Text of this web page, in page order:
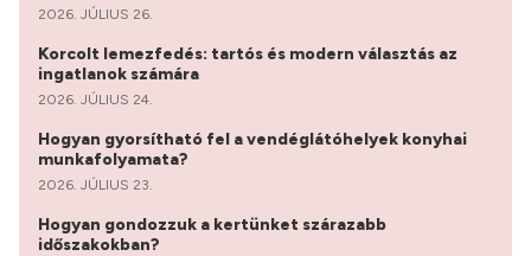
2026. JÚLIUS 26.
Korcolt lemezfedés: tartós és modern választás az
ingatlanok számára
2026. JÚLIUS 24.
Hogyan gyorsítható fel a vendéglátóhelyek konyhai
munkafolyamata?
2026. JÚLIUS 23.
Hogyan gondozzuk a kertünket szárazabb
időszakokban?